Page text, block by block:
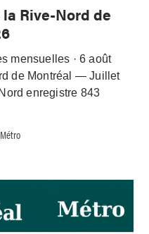
Rive-Nord de
mensuelles · 6 août
de Montréal — Juillet
enregistre 843